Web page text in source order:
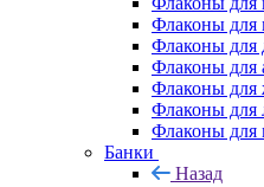
Флаконы для
Флаконы для
Флаконы для
Флаконы для
Флаконы для
Флаконы для
Банки
Назад